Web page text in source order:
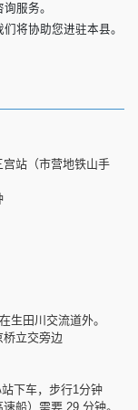
服务。
将协助您进驻本县。
站（市营地铁山手
生田川交流道外。
立交旁边
下车，步行1分钟
船）需要 29 分钟。